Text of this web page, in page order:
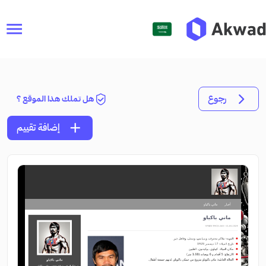
menu
رجوع هل تملك هذا الموقع ؟
add إضافة تقييم